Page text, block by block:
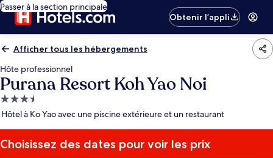
Passer à la section principale
Obtenir l’appli
Afficher tous les hébergements
Hôte professionnel
Purana Resort Koh Yao Noi
Hébergement
3.5 étoiles
Hôtel à Ko Yao avec une piscine extérieure et un restaurant
Choisissez des dates pour voir les prix